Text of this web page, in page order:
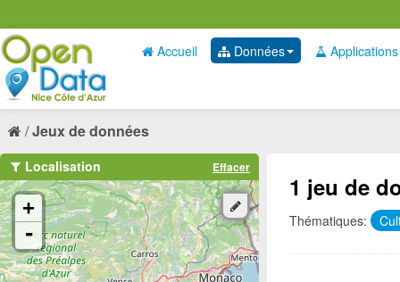
Accueil Données Applications
Jeux de données
1 jeu de
Thématiques:
Localisation Effacer
+
-